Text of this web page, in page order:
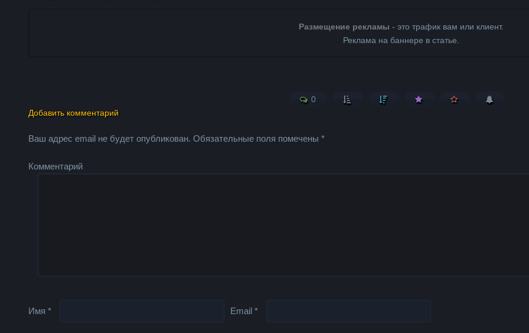
Размещение рекламы - это трафик вам или клиент.
Реклама на баннере в статье.
0
Добавить комментарий
Ваш адрес email не будет опубликован. Обязательные поля помечены*
Комментарий
Имя* Email*